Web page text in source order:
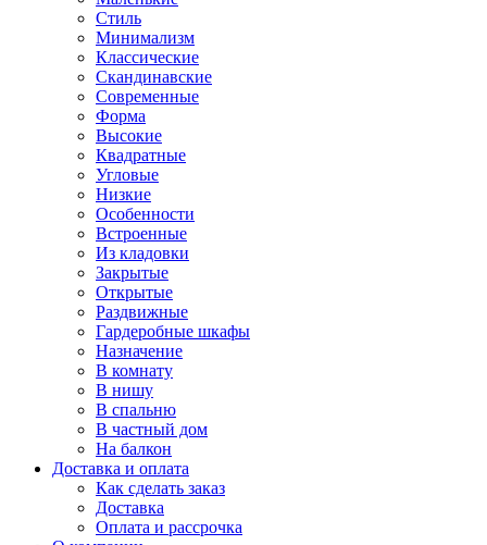
Стиль
Минимализм
Классические
Скандинавские
Современные
Форма
Высокие
Квадратные
Угловые
Низкие
Особенности
Встроенные
Из кладовки
Закрытые
Открытые
Раздвижные
Гардеробные шкафы
Назначение
В комнату
В нишу
В спальню
В частный дом
На балкон
Доставка и оплата
Как сделать заказ
Доставка
Оплата и рассрочка